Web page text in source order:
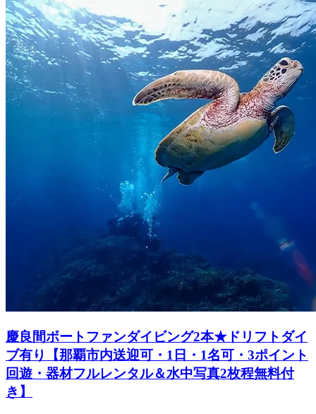
慶良間ボートファンダイビング2本★ドリフトダイ
ブ有り【那覇市内送迎可・1日・1名可・3ポイント
回遊・器材フルレンタル＆水中写真2枚程無料付
き】